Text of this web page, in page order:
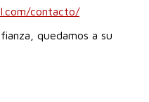
contacto/
quedamos a su